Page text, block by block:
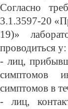
Согласно
3.1.3597-20
19)»
проводиться у:
- лиц,
симптомов
симптомов в
- лиц,